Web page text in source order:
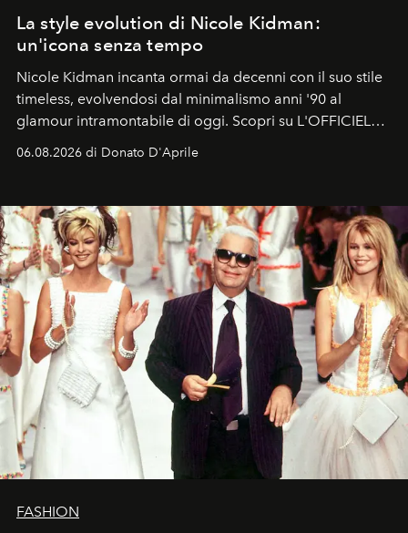
La style evolution di Nicole Kidman:
un'icona senza tempo
Nicole Kidman incanta ormai da decenni con il suo stile
timeless, evolvendosi dal minimalismo anni '90 al
glamour intramontabile di oggi. Scopri su L'OFFICIEL
Italia la sua style evolution.
06.08.2026 di Donato D'Aprile
FASHION